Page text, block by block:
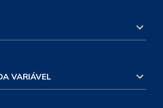
VARIÁVEL